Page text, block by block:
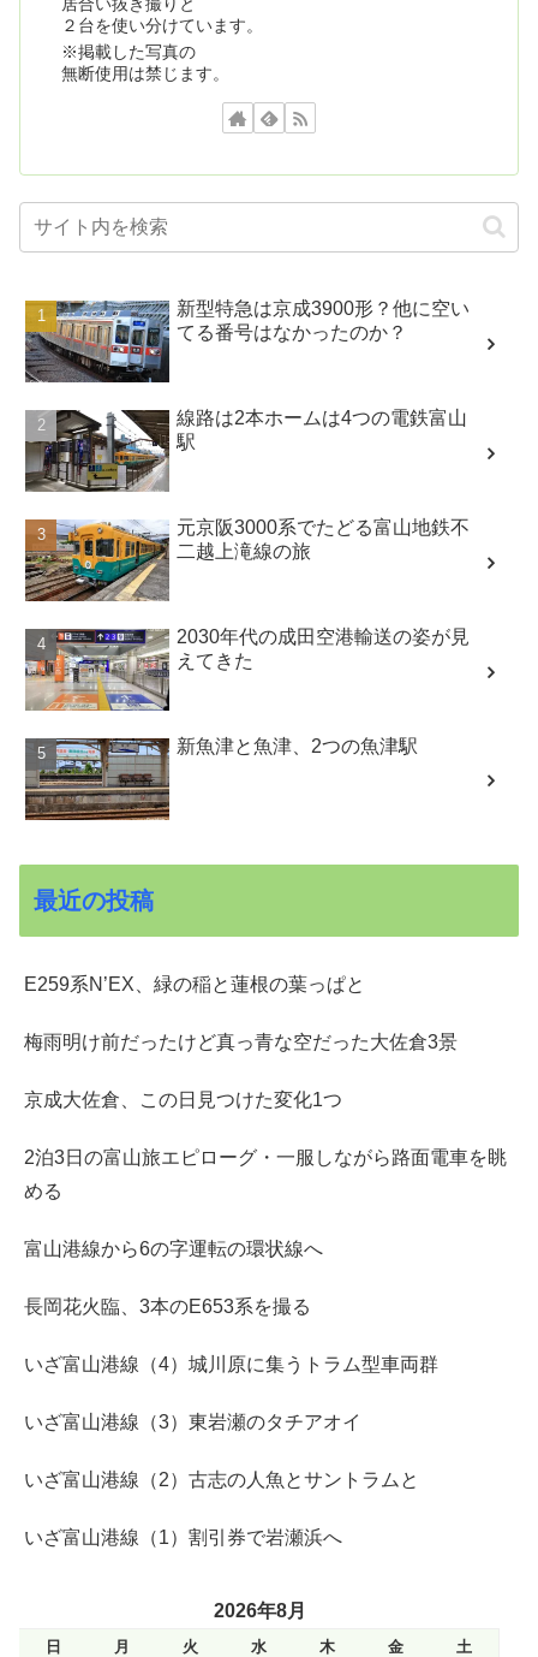
２台を使い分けています。
※掲載した写真の
無断使用は禁じます。
新型特急は京成3900形？他に空い
てる番号はなかったのか？
線路は2本ホームは4つの電鉄富山
駅
元京阪3000系でたどる富山地鉄不
二越上滝線の旅
2030年代の成田空港輸送の姿が見
えてきた
新魚津と魚津、2つの魚津駅
最近の投稿
E259系N’EX、緑の稲と蓮根の葉っぱと
梅雨明け前だったけど真っ青な空だった大佐倉3景
京成大佐倉、この日見つけた変化1つ
2泊3日の富山旅エピローグ・一服しながら路面電車を眺
める
富山港線から6の字運転の環状線へ
長岡花火臨、3本のE653系を撮る
いざ富山港線（4）城川原に集うトラム型車両群
いざ富山港線（3）東岩瀬のタチアオイ
いざ富山港線（2）古志の人魚とサントラムと
いざ富山港線（1）割引券で岩瀬浜へ
2026年8月
日 月 火 水 木 金
土